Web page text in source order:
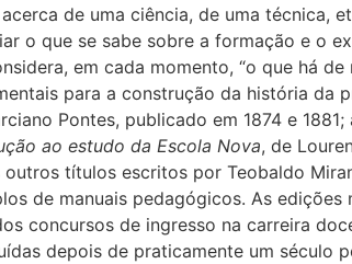
de uma ciência, de uma técnica,
o que se sabe sobre a formação e o
em cada momento, “o que há
para a construção da história da
Pontes, publicado em 1874 e 1881;
ao estudo da Escola Nova, de
outros títulos escritos por Teobaldo
de manuais pedagógicos. As edições
concursos de ingresso na carreira
depois de praticamente um século